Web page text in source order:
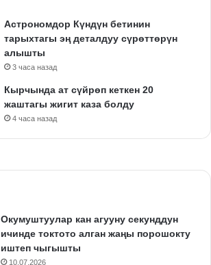
Астрономдор Күндүн бетинин
тарыхтагы эң деталдуу сүрөттөрүн
алышты
3 часа назад
Кырчында ат сүйрөп кеткен 20
жаштагы жигит каза болду
4 часа назад
Окумуштуулар кан агууну секунддун
ичинде токтото алган жаңы порошокту
иштеп чыгышты
10.07.2026